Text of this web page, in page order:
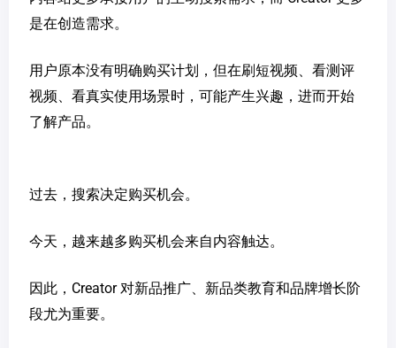
是在创造需求。
用户原本没有明确购买计划，但在刷短视频、看测评
视频、看真实使用场景时，可能产生兴趣，进而开始
了解产品。
过去，搜索决定购买机会。
今天，越来越多购买机会来自内容触达。
因此，Creator 对新品推广、新品类教育和品牌增长阶
段尤为重要。